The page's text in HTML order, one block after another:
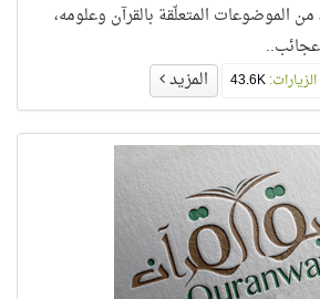
الموضوعات المتعلّقة بالقرآن وعلومه،
43.6K المزيد